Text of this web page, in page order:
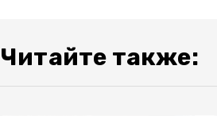
Читайте также: